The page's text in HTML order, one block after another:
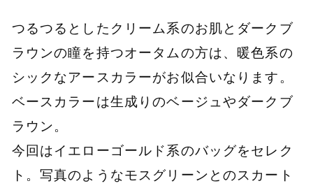
つるつるとしたクリーム系のお肌とダークブ
ラウンの瞳を持つオータムの方は、暖色系の
シックなアースカラーがお似合いなります。
ベースカラーは生成りのベージュやダークブ
ラウン。
今回はイエローゴールド系のバッグをセレク
ト。写真のようなモスグリーンとのスカート